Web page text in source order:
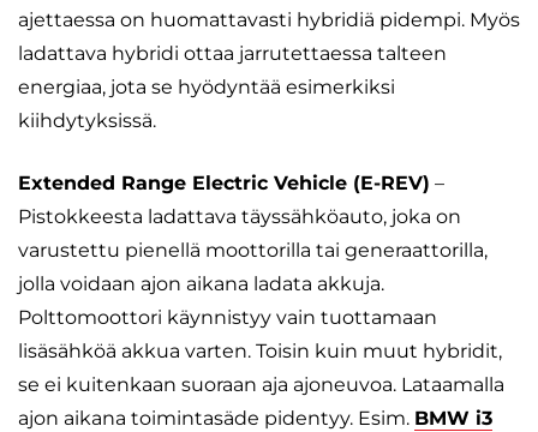
ajettaessa on huomattavasti hybridiä pidempi. Myös
ladattava hybridi ottaa jarrutettaessa talteen
energiaa, jota se hyödyntää esimerkiksi
kiihdytyksissä.
Extended Range Electric Vehicle (E-REV) –
Pistokkeesta ladattava täyssähköauto, joka on
varustettu pienellä moottorilla tai generaattorilla,
jolla voidaan ajon aikana ladata akkuja.
Polttomoottori käynnistyy vain tuottamaan
lisäsähköä akkua varten. Toisin kuin muut hybridit,
se ei kuitenkaan suoraan aja ajoneuvoa. Lataamalla
ajon aikana toimintasäde pidentyy. Esim. BMW i3